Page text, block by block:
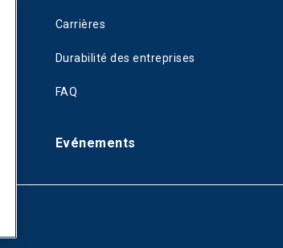
Carrières
Durabilité des entreprises
FAQ
Evénements